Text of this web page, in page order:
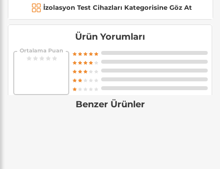
İzolasyon Test Cihazları Kategorisine Göz At
Ürün Yorumları
Ortalama Puan
Benzer Ürünler